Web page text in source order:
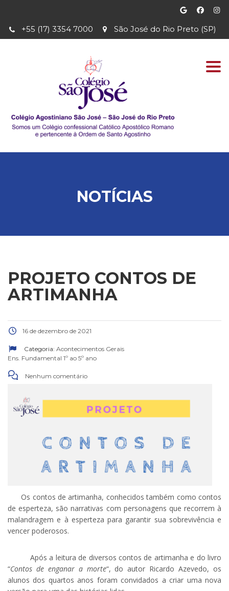
São José do Rio Preto (SP)
+55 (17) 3354 7000
NOTÍCIAS
PROJETO CONTOS DE
ARTIMANHA
16 de dezembro de 2021
Categoria: Acontecimentos Gerais
Ens. Fundamental 1º ao 5º ano
Nenhum comentário
Os contos de artimanha, conhecidos também como contos
de esperteza, são narrativas com personagens que recorrem à
malandragem e à esperteza para garantir sua sobrevivência e
vencer poderosos.
Após a leitura de diversos contos de artimanha e do livro
“Contos de enganar a morte“, do autor Ricardo Azevedo, os
alunos dos quartos anos foram convidados a criar uma nova